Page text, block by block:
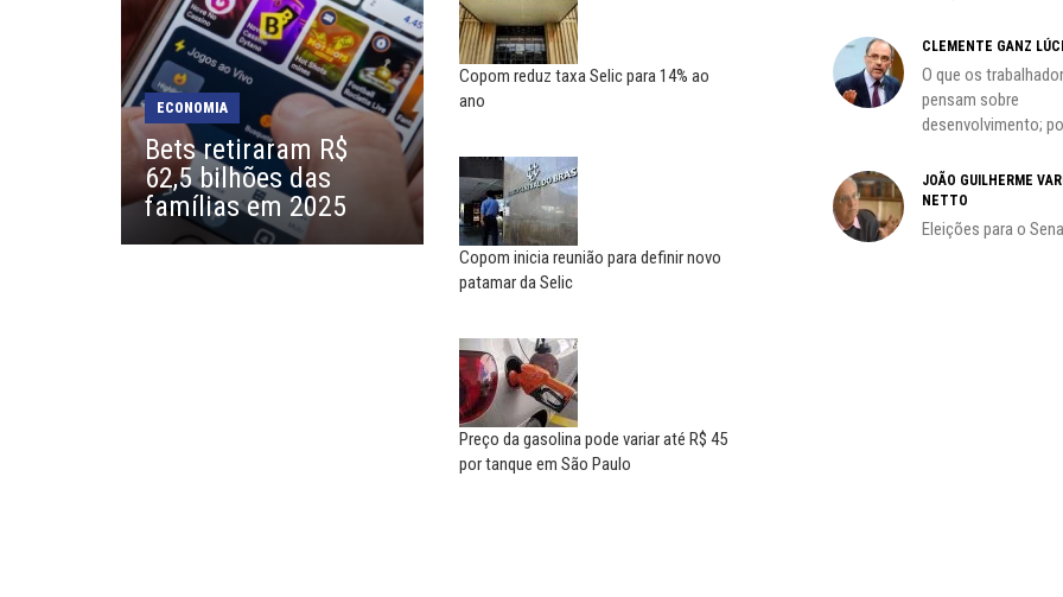
ECONOMIA
Bets retiraram R$
62,5 bilhões das
famílias em 2025
Copom reduz taxa Selic para 14% ao
ano
Copom inicia reunião para definir novo
patamar da Selic
Preço da gasolina pode variar até R$ 45
por tanque em São Paulo
EDUARDO ANNUNCIATO CHICÃO
Sem salário digno e proteção
social, não existe...
EUSÉBIO PINTO NETO
A fortaleza do sindicato
MIGUEL TORRES
A luta continua: agora o foco é
o...
CARLOS LOPES
O resgate do nosso Estado
Nacional; por Carlos...
CLEMENTE GANZ
O que os
pensam sobre
desenvolvimento;
JOÃO GUILHERME
NETTO
Eleições para o